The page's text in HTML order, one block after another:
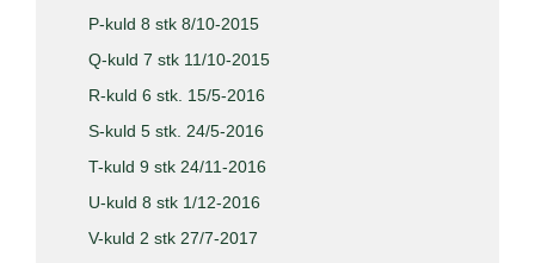
P-kuld 8 stk 8/10-2015
Q-kuld 7 stk 11/10-2015
R-kuld 6 stk. 15/5-2016
S-kuld 5 stk. 24/5-2016
T-kuld 9 stk 24/11-2016
U-kuld 8 stk 1/12-2016
V-kuld 2 stk 27/7-2017